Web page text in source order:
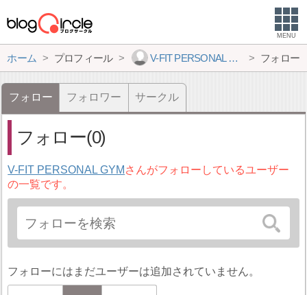
MENU
ホーム プロフィール V-FIT PERSONAL GYM フォロー
フォロー フォロワー サークル
フォロー(0)
V-FIT PERSONAL GYM さんがフォローしているユーザー
の一覧です。
フォローにはまだユーザーは追加されていません。